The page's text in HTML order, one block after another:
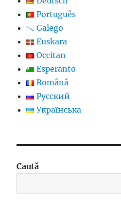
Português
Galego
Euskara
Occitan
Esperanto
Română
Русский
Українська
Caută